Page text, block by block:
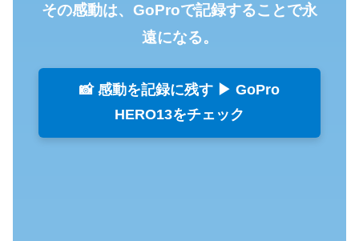
その感動は、GoProで記録することで永
遠になる。
📸 感動を記録に残す ▶ GoPro
HERO13をチェック